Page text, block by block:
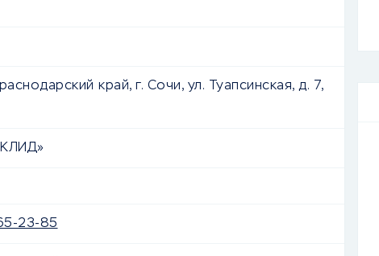
край, г. Сочи, ул. Туапсинская, д. 7,
23-85